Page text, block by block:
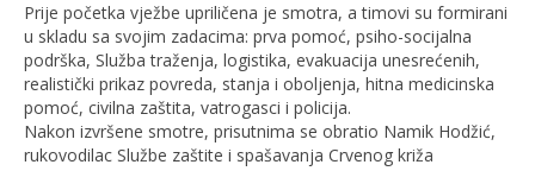
Prije početka vježbe upriličena je smotra, a timovi su formirani
u skladu sa svojim zadacima: prva pomoć, psiho-socijalna
podrška, Služba traženja, logistika, evakuacija unesrećenih,
realistički prikaz povreda, stanja i oboljenja, hitna medicinska
pomoć, civilna zaštita, vatrogasci i policija.
Nakon izvršene smotre, prisutnima se obratio Namik Hodžić,
rukovodilac Službe zaštite i spašavanja Crvenog križa